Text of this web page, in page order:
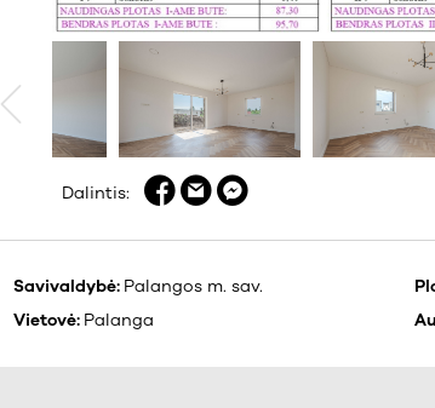
Dalintis:
Savivaldybė: Palangos m. sav.
Vietovė: Palanga